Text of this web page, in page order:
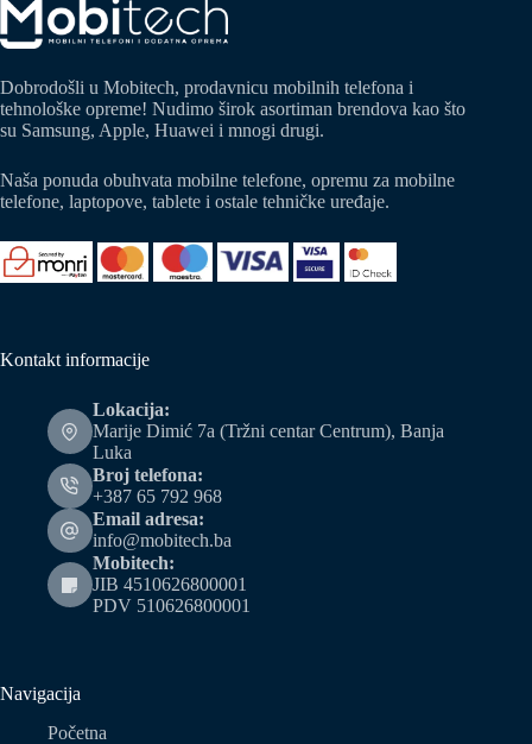
Dobrodošli u Mobitech, prodavnicu mobilnih telefona i
tehnološke opreme! Nudimo širok asortiman brendova kao što
su Samsung, Apple, Huawei i mnogi drugi.
Naša ponuda obuhvata mobilne telefone, opremu za mobilne
telefone, laptopove, tablete i ostale tehničke uređaje.
Kontakt informacije
Lokacija:
Marije Dimić 7a (Tržni centar Centrum), Banja
Luka
Broj telefona:
+387 65 792 968
Email adresa:
info@mobitech.ba
Mobitech:
JIB 4510626800001
PDV 510626800001
Navigacija
Početna